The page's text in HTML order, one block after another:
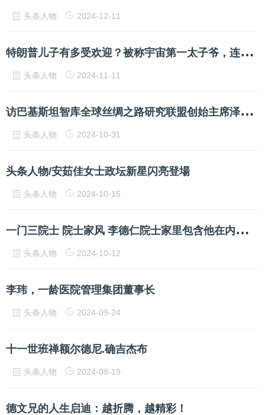
头条人物 2024-12-11
特
朗普儿子有多受欢迎？被称宇宙第一太子爷，连亲爹都甘拜下风
头条人物 2024-11-11
访
巴基斯坦智库全球丝绸之路研究联盟创始主席泽米尔·阿万
头条人物 2024-10-31
头条人物/安茹佳女士政坛新星闪亮登場
头条人物 2024-10-15
一
门三院士 院士家风 李德仁院士家里包含他在内一共有三位院士
头条人物 2024-10-12
李玮，一龄医院管理集团董事长
头条人物 2024-09-24
十一世班禅额尔德尼.确吉杰布
头条人物 2024-08-19
德文兄的人生启迪：越折腾，越精彩！